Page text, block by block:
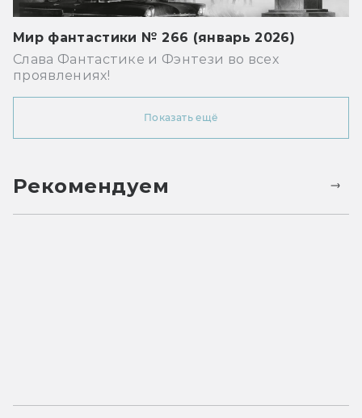
Мир фантастики № 266 (январь 2026)
Слава Фантастике и Фэнтези во всех
проявлениях!
Показать ещё
Рекомендуем